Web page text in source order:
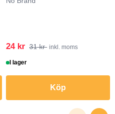
24 kr 31 kr inkl. moms
I lager
Köp